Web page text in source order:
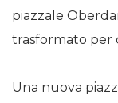
piazzale
trasformato per
Una nuova